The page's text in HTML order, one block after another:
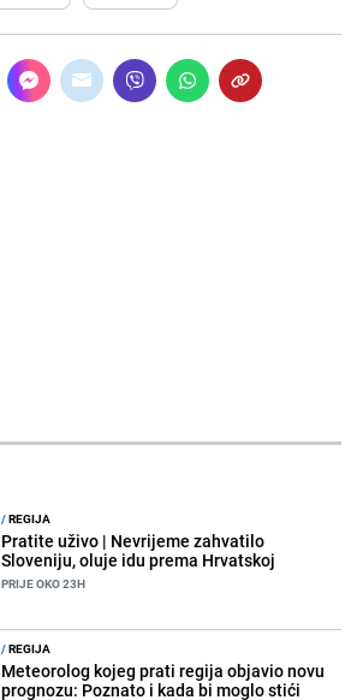
/REGIJA
Pratite uživo | Nevrijeme zahvatilo
Sloveniju, oluje idu prema Hrvatskoj
PRIJE OKO 23H
/REGIJA
Meteorolog kojeg prati regija objavio novu
prognozu: Poznato i kada bi moglo stići